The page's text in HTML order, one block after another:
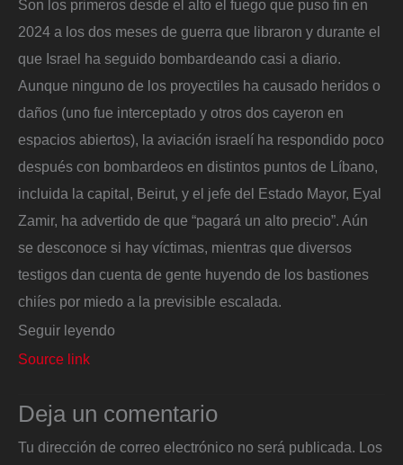
Son los primeros desde el alto el fuego que puso fin en
2024 a los dos meses de guerra que libraron y durante el
que Israel ha seguido bombardeando casi a diario.
Aunque ninguno de los proyectiles ha causado heridos o
daños (uno fue interceptado y otros dos cayeron en
espacios abiertos), la aviación israelí ha respondido poco
después con bombardeos en distintos puntos de Líbano,
incluida la capital, Beirut, y el jefe del Estado Mayor, Eyal
Zamir, ha advertido de que “pagará un alto precio”. Aún
se desconoce si hay víctimas, mientras que diversos
testigos dan cuenta de gente huyendo de los bastiones
chiíes por miedo a la previsible escalada.
Seguir leyendo
Source link
Deja un comentario
Tu dirección de correo electrónico no será publicada. Los